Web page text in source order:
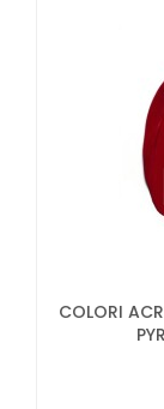
COLORI